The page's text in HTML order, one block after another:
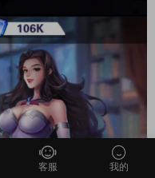
客服 我的